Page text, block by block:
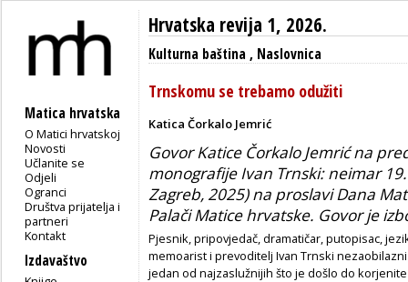
Matica hrvatska
O Matici hrvatskoj
Novosti
Učlanite se
Odjeli
Ogranci
Društva prijatelja i
partneri
Kontakt
Izdavaštvo
Hrvatska revija 1, 2026.
Kulturna baština , Naslovnica
Trnskomu se trebamo odužiti
Katica Čorkalo Jemrić
Govor Katice Čorkalo Jemrić na
monografije Ivan Trnski: neimar
Zagreb, 2025) na proslavi Dana
Palači Matice hrvatske. Govor je
Pjesnik, pripovjedač, dramatičar, putopisac,
memoarist i prevoditelj Ivan Trnski
jedan od najzaslužnijih što je došlo do